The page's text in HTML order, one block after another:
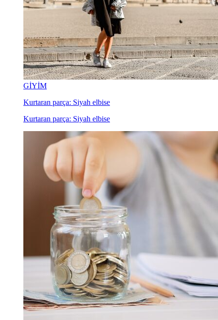
GİYİM
Kurtaran parça: Siyah elbise
Kurtaran parça: Siyah elbise